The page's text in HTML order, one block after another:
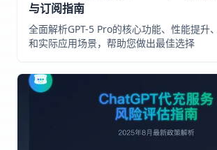
与订阅指南
全面解析GPT-5 Pro的核心功能、性能提升
和实际应用场景，帮助您做出最佳选择